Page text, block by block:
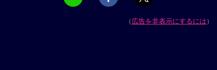
（広告を非表示にするには）